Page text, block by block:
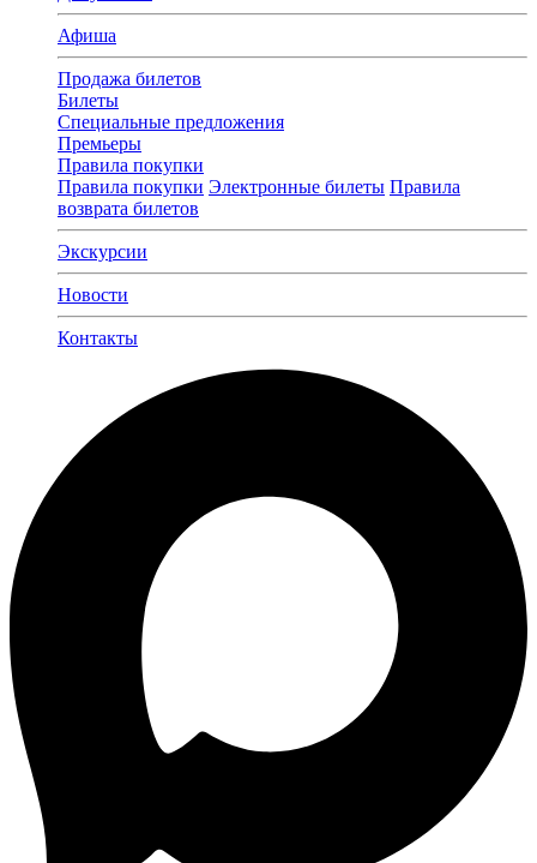
Афиша
Продажа билетов
Билеты
Специальные предложения
Премьеры
Правила покупки
Правила покупки Электронные билеты Правила
возврата билетов
Экскурсии
Новости
Контакты